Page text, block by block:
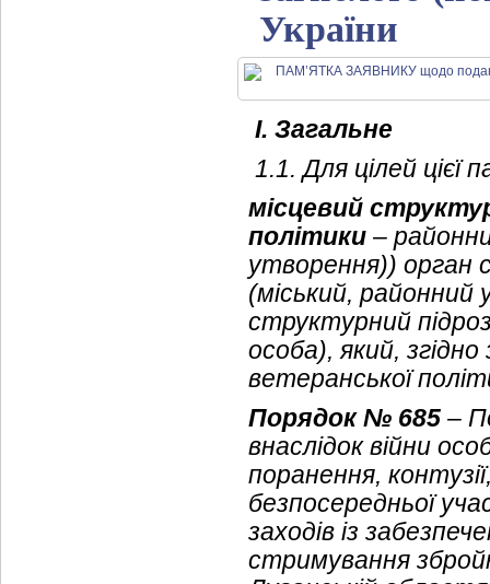
України
І. Загальне
1.1. Для цілей
місцевий
політики –
утворення)) орган
(міський, районний
структурний
особа), який,
ветеранської
Порядок № 685 –
внаслідок війни
поранення,
безпосередньої
заходів із
стримування